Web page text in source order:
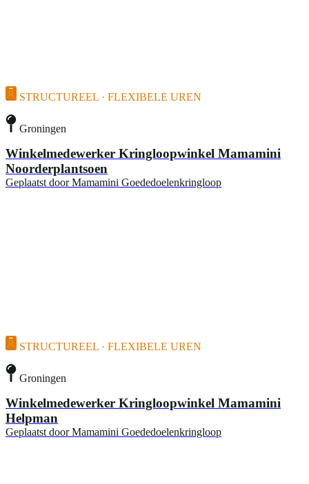
STRUCTUREEL · FLEXIBELE UREN
Groningen
Winkelmedewerker Kringloopwinkel Mamamini
Noorderplantsoen
Geplaatst door Mamamini Goededoelenkringloop
STRUCTUREEL · FLEXIBELE UREN
Groningen
Winkelmedewerker Kringloopwinkel Mamamini
Helpman
Geplaatst door Mamamini Goededoelenkringloop